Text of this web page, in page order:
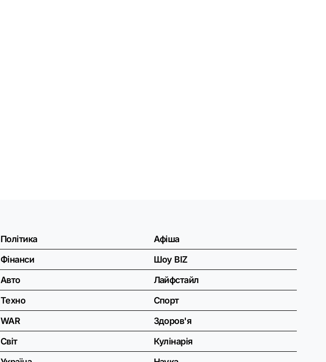
Політика
Фінанси
Авто
Техно
WAR
Світ
Афіша
Шоу BIZ
Лайфстайл
Спорт
Здоров'я
Кулінарія